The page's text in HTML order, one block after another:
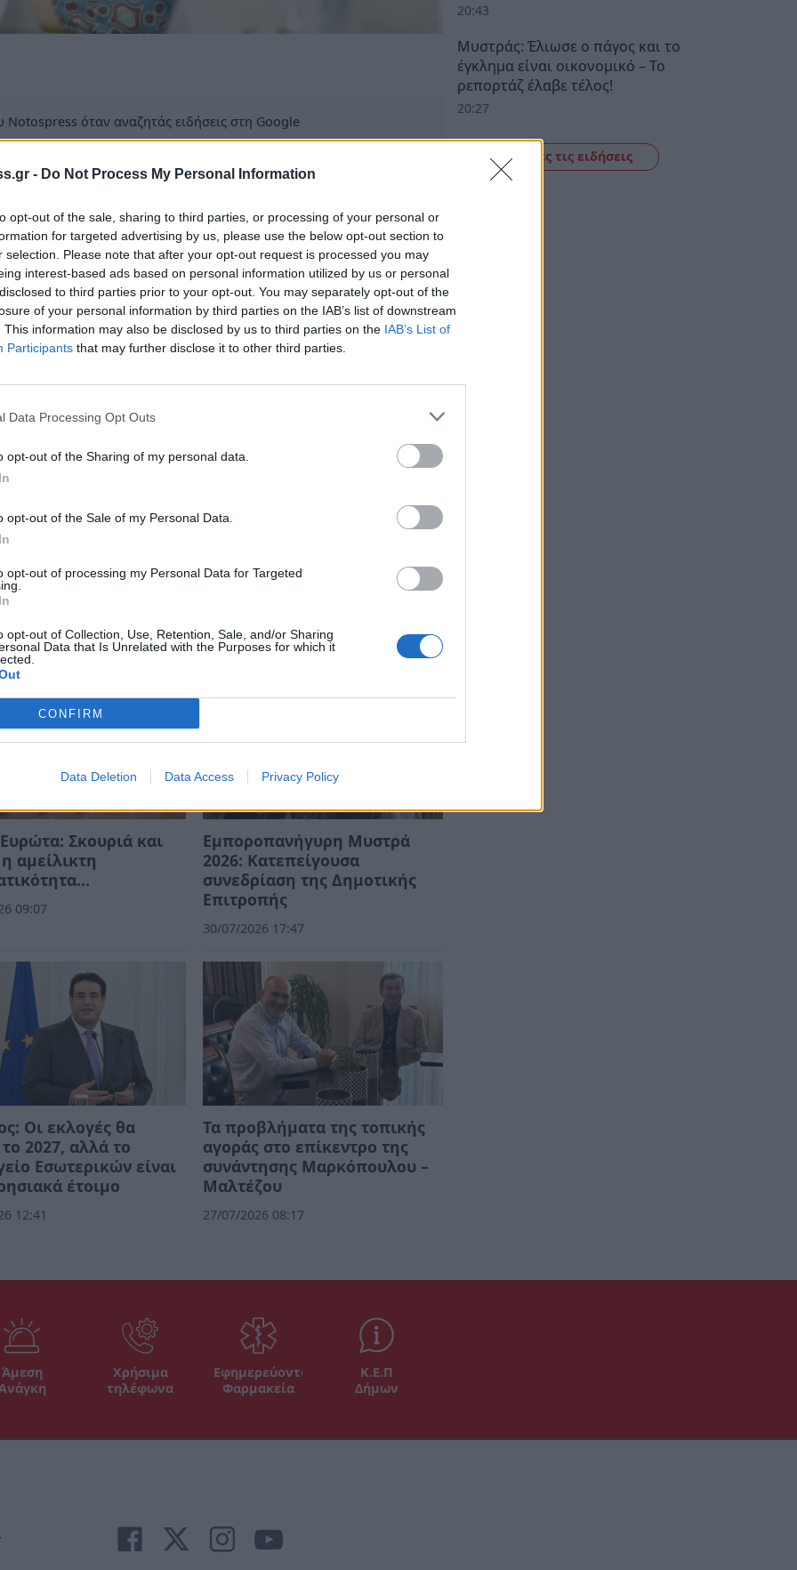
- Do Not Process My Personal Information
opt-out of the sale, sharing to third parties, or processing of your personal or
for targeted advertising by us, please use the below opt-out section to
selection. Please note that after your opt-out request is processed you may
interest-based ads based on personal information utilized by us or personal
to third parties prior to your opt-out. You may separately opt-out of the
of your personal information by third parties on the IAB’s list of downstream
This information may also be disclosed by us to third parties on the IAB’s List of
Participants that may further disclose it to other third parties.
Data Processing Opt Outs
opt-out of the Sharing of my personal data.
opt-out of the Sale of my Personal Data.
opt-out of processing my Personal Data for Targeted
opt-out of Collection, Use, Retention, Sale, and/or Sharing
Data that Is Unrelated with the Purposes for which it
CONFIRM
Data Deletion Data Access Privacy Policy
όταν αναζητάς ειδήσεις στη Google
αποτελέσματα της Google
κ. Τζανετέα απευθύνει μήνυμα προς τους
μου όλους τους Λάκωνες που με τίμησαν με
βούληση έκαναν διαφορετικές επιλογές.
αίσθημα ευθύνης να συνεχίσω να
και σεβασμό όπως έμαθα μέχρι
σε θέσεις και αξιώματα!»
Σκουριά και
αμείλικτη
09:07
Εμποροπανήγυρη Μυστρά
2026: Κατεπείγουσα
συνεδρίαση της Δημοτικής
Επιτροπής
30/07/2026 17:47
Οι εκλογές θα
2027, αλλά το
Εσωτερικών είναι
έτοιμο
12:41
Τα προβλήματα της τοπικής
αγοράς στο επίκεντρο της
συνάντησης Μαρκόπουλου –
Μαλτέζου
27/07/2026 08:17
20:43
Μυστράς: Έλιωσε ο πάγος και το
έγκλημα είναι οικονομικό – Το
ρεπορτάζ έλαβε τέλος!
20:27
Δείτε όλες τις ειδήσεις
Άμεση
Χρήσιμα
τηλέφωνα
Εφημερεύοντα
Φαρμακεία
Κ.Ε.Π
Δήμων